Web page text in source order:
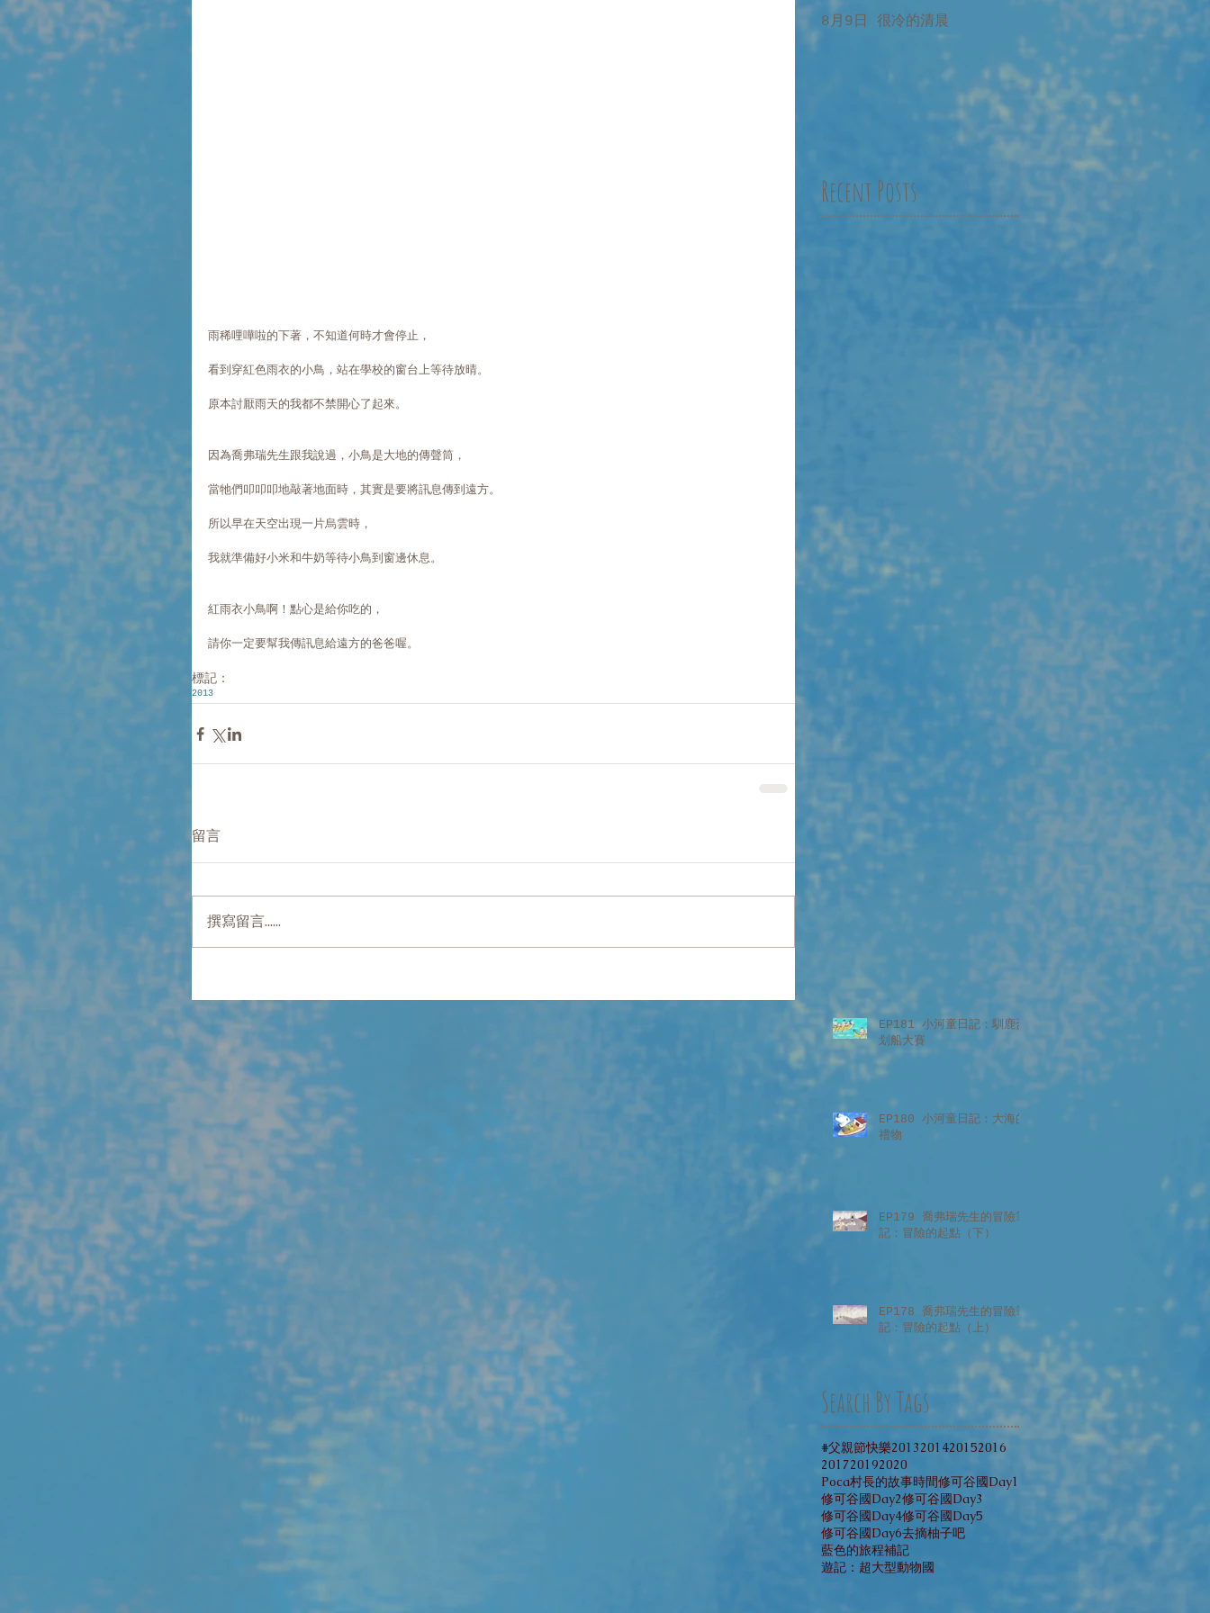
雨稀哩嘩啦的下著，不知道何時才會停止，
看到穿紅色雨衣的小鳥，站在學校的窗台上等待放晴。
原本討厭雨天的我都不禁開心了起來。
因為喬弗瑞先生跟我說過，小鳥是大地的傳聲筒，
當牠們叩叩叩地敲著地面時，其實是要將訊息傳到遠方。
所以早在天空出現一片烏雲時，
我就準備好小米和牛奶等待小鳥到窗邊休息。
紅雨衣小鳥啊！點心是給你吃的，
請你一定要幫我傳訊息給遠方的爸爸喔。
標記：
2013
留言
撰寫留言......
8月9日 很冷的清晨 8月9日 很冷的清晨 補記
Recent Posts
EP181 小河童日記：馴鹿盃
划船大賽
EP180 小河童日記：大海的
禮物
EP179 喬弗瑞先生的冒險筆
記：冒險的起點（下）
EP178 喬弗瑞先生的冒險筆
記：冒險的起點（上）
Search By Tags
#父親節快樂2013201420152016
201720192020
Poca村長的故事時間修可谷國Day1
修可谷國Day2修可谷國Day3
修可谷國Day4修可谷國Day5
修可谷國Day6去摘柚子吧
藍色的旅程補記
遊記：超大型動物國